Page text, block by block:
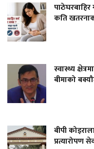
कति
स्वास्थ्य
बीमाको
बीपी
प्रत्यारोपण